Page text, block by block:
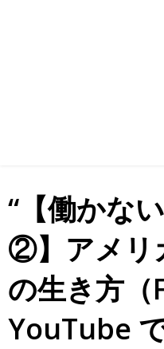
“【働かな
②】アメリ
の生き方（
YouTube